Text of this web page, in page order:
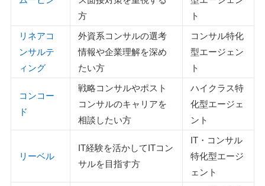
方
ト
リネアコ
ンサルテ
ィング
外資系コンサルの選考
情報や企業理解を深め
たい方
コンサル特化
型エージェン
ト
コンコー
ド
戦略コンサルやポスト
コンサルのキャリアを
相談したい方
ハイクラス特
化型エージェ
ント
リーベル
IT経験を活かしてITコン
サルを目指す方
IT・コンサル
特化型エージ
ェント